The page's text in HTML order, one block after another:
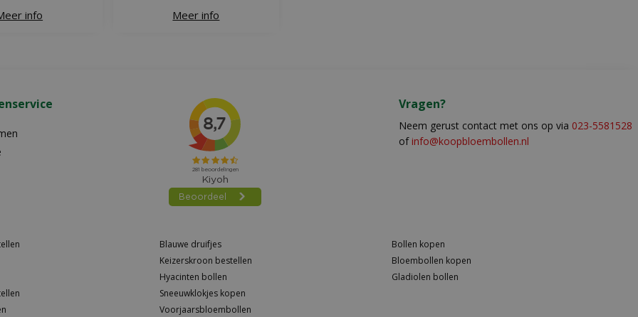
info Meer info
Vragen?
Neem gerust contact met ons op via 023-5581528
of info@koopbloembollen.nl
Blauwe druifjes
Keizerskroon bestellen
Hyacinten bollen
Sneeuwklokjes kopen
Voorjaarsbloembollen
Bollen kopen
Bloembollen kopen
Gladiolen bollen